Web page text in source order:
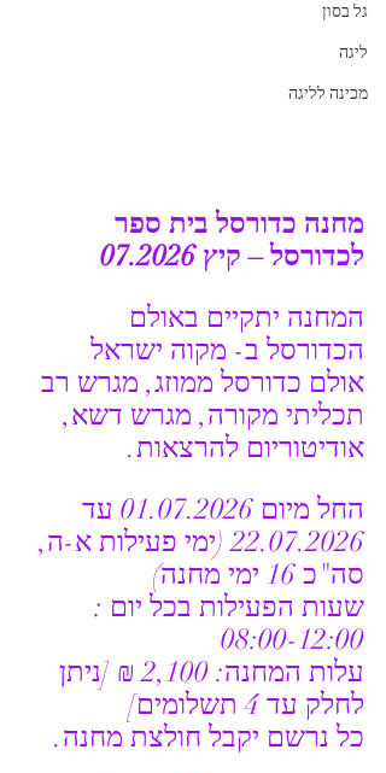
גל בסון
ליגה
מכינה לליגה
מחנה כדורסל בית ספר
לכדורסל – קיץ 07.2026
המחנה יתקיים באולם
הכדורסל ב- מקוה ישראל
אולם כדורסל ממוזג, מגרש רב
תכליתי מקורה, מגרש דשא,
אודיטוריום להרצאות.
החל מיום 01.07.2026 עד
22.07.2026 (ימי פעילות א-ה,
סה"כ 16 ימי מחנה)
שעות הפעילות בכל יום :
08:00-12:00
עלות המחנה: 2,100 ₪ [ניתן
לחלק עד 4 תשלומים]
כל נרשם יקבל חולצת מחנה.